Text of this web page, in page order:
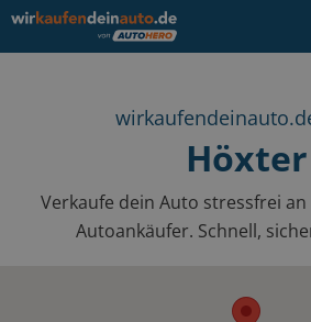
Höxter
Verkaufe dein Auto stressfrei
Autoankäufer. Schnell,